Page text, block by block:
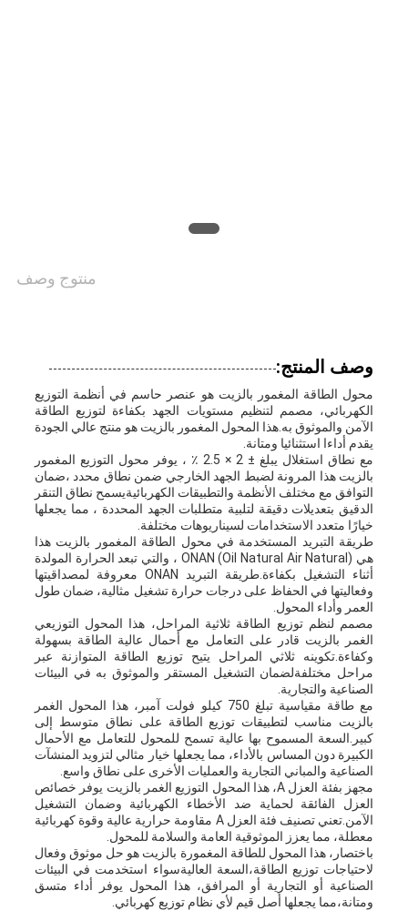
منتوج وصف
وصف المنتج:
محول الطاقة المغمور بالزيت هو عنصر حاسم في أنظمة التوزيع
الكهربائي، مصمم لتنظيم مستويات الجهد بكفاءة لتوزيع الطاقة
الآمن والموثوق به.هذا المحول المغمور بالزيت هو منتج عالي الجودة
يقدم أداءا استثنائيا ومتانة.
مع نطاق استغلال يبلغ ± 2 × 2.5 ٪ ، يوفر محول التوزيع المغمور
بالزيت هذا المرونة لضبط الجهد الخارجي ضمن نطاق محدد ،ضمان
التوافق مع مختلف الأنظمة والتطبيقات الكهربائيةيسمح نطاق التنقر
الدقيق بتعديلات دقيقة لتلبية متطلبات الجهد المحددة ، مما يجعلها
خيارًا متعدد الاستخدامات لسيناريوهات مختلفة.
طريقة التبريد المستخدمة في محول الطاقة المغمور بالزيت هذا
هي ONAN (Oil Natural Air Natural) ، والتي تبعد الحرارة المولدة
أثناء التشغيل بكفاءة.طريقة التبريد ONAN معروفة لمصداقيتها
وفعاليتها في الحفاظ على درجات حرارة تشغيل مثالية، ضمان طول
العمر وأداء المحول.
مصمم لنظم توزيع الطاقة ثلاثية المراحل، هذا المحول التوزيعي
الغمر بالزيت قادر على التعامل مع أحمال عالية الطاقة بسهولة
وكفاءة.تكوينه ثلاثي المراحل يتيح توزيع الطاقة المتوازنة عبر
مراحل مختلفةلضمان التشغيل المستقر والموثوق به في البيئات
الصناعية والتجارية.
مع طاقة مقياسية تبلغ 750 كيلو فولت آمبر، هذا المحول الغمر
بالزيت مناسب لتطبيقات توزيع الطاقة على نطاق متوسط إلى
كبير.السعة المسموح بها عالية تسمح للمحول للتعامل مع الأحمال
الكبيرة دون المساس بالأداء، مما يجعلها خيار مثالي لتزويد المنشآت
الصناعية والمباني التجارية والعمليات الأخرى على نطاق واسع.
مجهز بفئة العزل A، هذا المحول التوزيع الغمر بالزيت يوفر خصائص
العزل الفائقة لحماية ضد الأخطاء الكهربائية وضمان التشغيل
الآمن.تعني تصنيف فئة العزل A مقاومة حرارية عالية وقوة كهربائية
معطلة، مما يعزز الموثوقية العامة والسلامة للمحول.
باختصار، هذا المحول للطاقة المغمورة بالزيت هو حل موثوق وفعال
لاحتياجات توزيع الطاقة،السعة العاليةسواء استخدمت في البيئات
الصناعية أو التجارية أو المرافق، هذا المحول يوفر أداء متسق
ومتانة،مما يجعلها أصل قيم لأي نظام توزيع كهربائي.